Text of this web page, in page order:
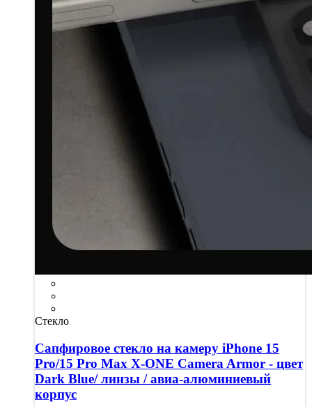
Стекло
Сапфировое стекло на камеру iPhone 15
Pro/15 Pro Max X-ONE Camera Armor - цвет
Dark Blue/ линзы / авиа-алюминиевый
корпус